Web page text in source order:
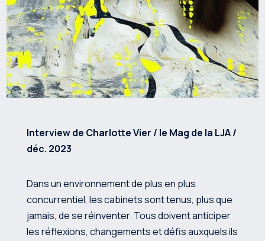
Interview de Charlotte Vier / le Mag de la LJA /
déc. 2023
Dans un environnement de plus en plus
concurrentiel, les cabinets sont tenus, plus que
jamais, de se réinventer. Tous doivent anticiper
les réflexions, changements et défis auxquels ils